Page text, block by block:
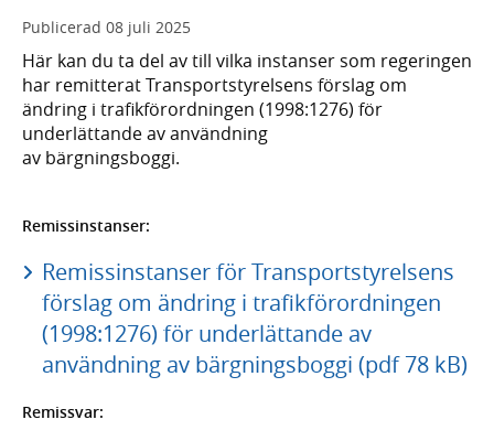
Publicerad 08 juli 2025
Här kan du ta del av till vilka instanser som regeringen
har remitterat Transportstyrelsens förslag om
ändring i trafikförordningen (1998:1276) för
underlättande av användning
av bärgningsboggi.
Remissinstanser:
Remissinstanser för Transportstyrelsens
förslag om ändring i trafikförordningen
(1998:1276) för underlättande av
användning av bärgningsboggi (pdf 78 kB)
Remissvar: